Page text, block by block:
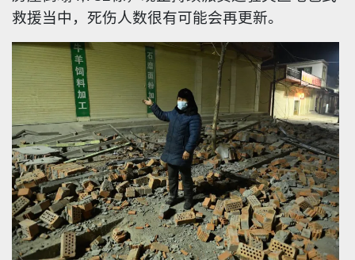
救援当中，死伤人数很有可能会再更新。